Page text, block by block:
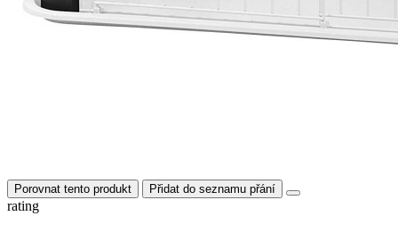
Porovnat tento produkt Přidat do seznamu přání
rating